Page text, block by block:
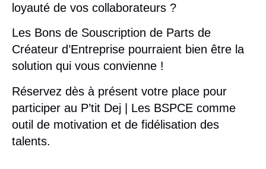
loyauté de vos collaborateurs ?
Les Bons de Souscription de Parts de
Créateur d’Entreprise pourraient bien être la
solution qui vous convienne !
Réservez dès à présent votre place pour
participer au P’tit Dej | Les BSPCE comme
outil de motivation et de fidélisation des
talents.